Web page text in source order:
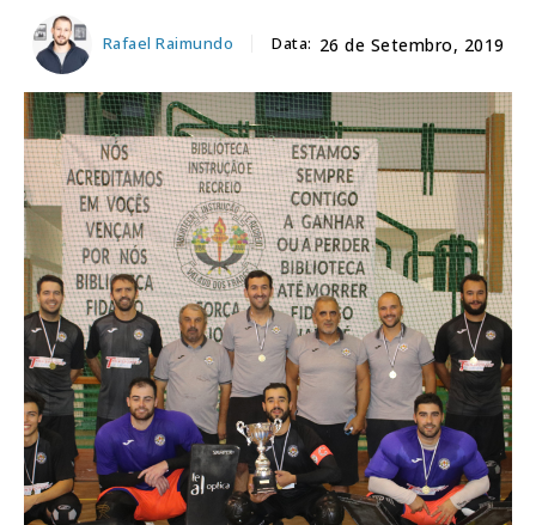
Rafael Raimundo Data: 26 de Setembro, 2019